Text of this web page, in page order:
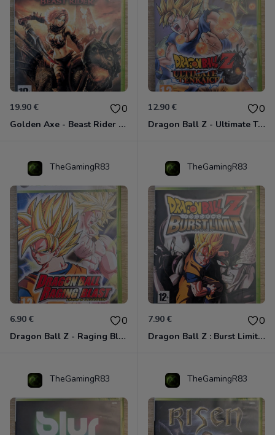
19.90 € 0
Golden Axe - Beast Rider Xbox 360
12.90 € 0
Dragon Ball Z - Ultimate Tenkaichi Xbox 360
TheGamingR83
6.90 € 0
Dragon Ball Z - Raging Blast Xbox 360
TheGamingR83
7.90 € 0
Dragon Ball Z : Burst Limit Xbox 360
TheGamingR83 TheGamingR83